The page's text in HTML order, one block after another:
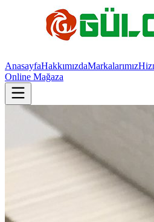
AnasayfaHakkımızdaMarkalarımız
Online Mağaza